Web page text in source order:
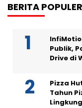
BERITA POPULER
Publik,
Drive di
Pizza
Tahun